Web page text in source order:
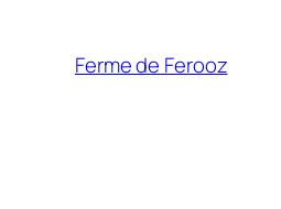
Ferme de Ferooz